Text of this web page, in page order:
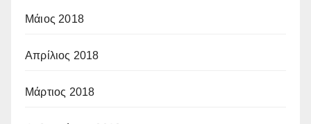
Μάιος 2018
Απρίλιος 2018
Μάρτιος 2018